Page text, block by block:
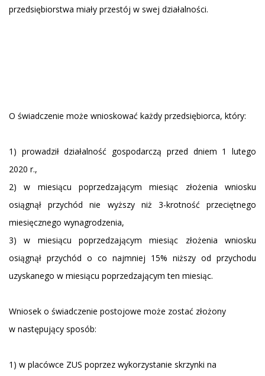
przedsiębiorstwa miały przestój w swej działalności.
O świadczenie może wnioskować każdy przedsiębiorca, który:
1) prowadził działalność gospodarczą przed dniem 1 lutego
2020 r.,
2) w miesiącu poprzedzającym miesiąc złożenia wniosku
osiągnął przychód nie wyższy niż 3-krotność przeciętnego
miesięcznego wynagrodzenia,
3) w miesiącu poprzedzającym miesiąc złożenia wniosku
osiągnął przychód o co najmniej 15% niższy od przychodu
uzyskanego w miesiącu poprzedzającym ten miesiąc.
Wniosek o świadczenie postojowe może zostać złożony
w następujący sposób:
1) w placówce ZUS poprzez wykorzystanie skrzynki na